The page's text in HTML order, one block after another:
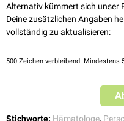
Alternativ kümmert sich unser
Deine zusätzlichen Angaben
vollständig zu aktualisieren:
500 Zeichen verbleibend. Mindestens
Stichworte: Hämatologe,